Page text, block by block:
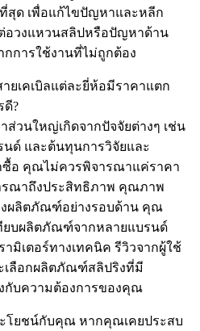
สุด เพื่อแก้ไขปัญหาและหลีก
ต่อวงแหวนสลิปหรือปัญหาด้าน
การใช้งานที่ไม่ถูกต้อง
ยเคเบิลแต่ละยี่ห้อมีราคาแตก
ดี?
ส่วนใหญ่เกิดจากปัจจัยต่างๆ เช่น
และต้นทุนการวิจัยและ
ซื้อ คุณไม่ควรพิจารณาแค่ราคา
รณาถึงประสิทธิภาพ คุณภาพ
งผลิตภัณฑ์อย่างรอบด้าน คุณ
ยบผลิตภัณฑ์จากหลายแบรนด์
ามิเตอร์ทางเทคนิค รีวิวจากผู้ใช้
เลือกผลิตภัณฑ์สลิปริงที่มี
กับความต้องการของคุณ
โยชน์กับคุณ หากคุณเคยประสบ